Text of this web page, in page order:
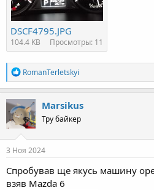
DSCF4795.JPG
104.4 KB Просмотры: 11
R
e
a
c
t
i
o
n
s
RomanTerletskyi
Marsikus
Тру байкер
3 Ноя 2024
Спробував ще якусь машину
взяв Mazda 6